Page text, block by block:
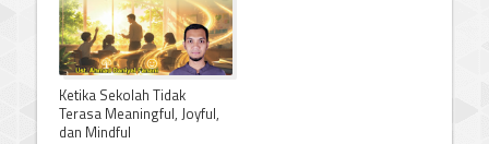
Ketika Sekolah Tidak
Terasa Meaningful, Joyful,
dan Mindful